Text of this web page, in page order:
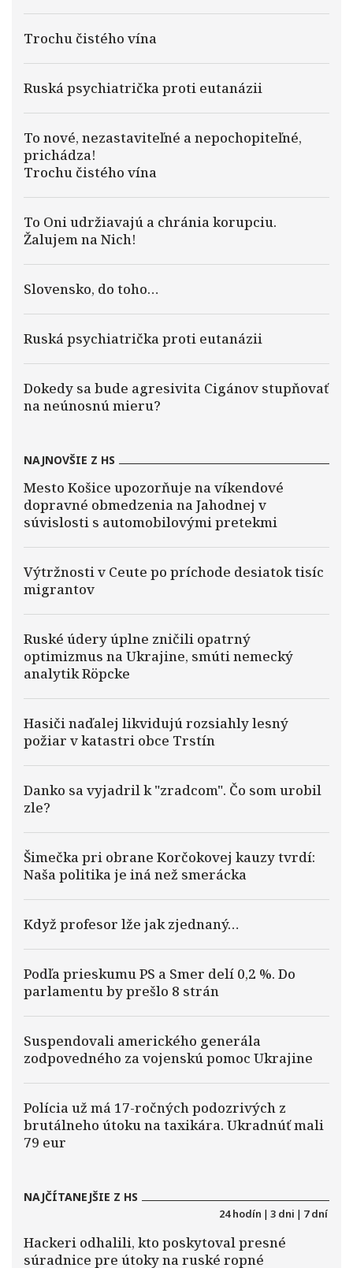
Trochu čistého vína
Ruská psychiatrička proti eutanázii
To nové, nezastaviteľné a nepochopiteľné,
prichádza!
Trochu čistého vína
To Oni udržiavajú a chránia korupciu.
Žalujem na Nich!
Slovensko, do toho…
Ruská psychiatrička proti eutanázii
Dokedy sa bude agresivita Cigánov stupňovať
na neúnosnú mieru?
NAJNOVŠIE Z HS
Mesto Košice upozorňuje na víkendové
dopravné obmedzenia na Jahodnej v
súvislosti s automobilovými pretekmi
Výtržnosti v Ceute po príchode desiatok tisíc
migrantov
Ruské údery úplne zničili opatrný
optimizmus na Ukrajine, smúti nemecký
analytik Röpcke
Hasiči naďalej likvidujú rozsiahly lesný
požiar v katastri obce Trstín
Danko sa vyjadril k "zradcom". Čo som urobil
zle?
Šimečka pri obrane Korčokovej kauzy tvrdí:
Naša politika je iná než smerácka
Když profesor lže jak zjednaný…
Podľa prieskumu PS a Smer delí 0,2 %. Do
parlamentu by prešlo 8 strán
Suspendovali amerického generála
zodpovedného za vojenskú pomoc Ukrajine
Polícia už má 17-ročných podozrivých z
brutálneho útoku na taxikára. Ukradnúť mali
79 eur
NAJČÍTANEJŠIE Z HS
24 hodín | 3 dni | 7 dní
Hackeri odhalili, kto poskytoval presné
súradnice pre útoky na ruské ropné